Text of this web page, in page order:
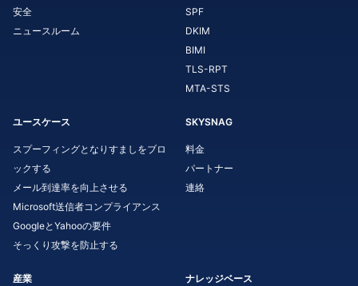
安全
ニュースルーム
SPF
DKIM
BIMI
TLS-RPT
MTA-STS
ユースケース
スプーフィングとなりすましをブロ
ックする
メール到達率を向上させる
Microsoft送信者コンプライアンス
GoogleとYahooの要件
そっくり攻撃を防止する
SKYSNAG
料金
パートナー
連絡
産業 ナレッジベース